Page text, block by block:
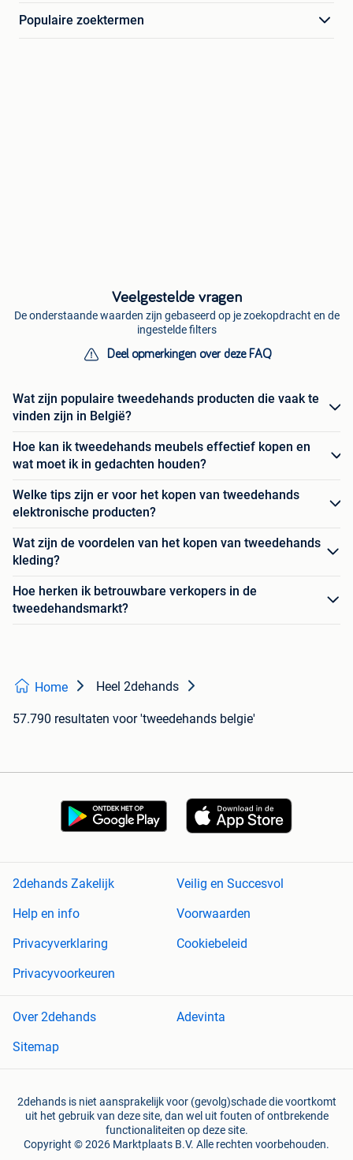
Populaire zoektermen
Veelgestelde vragen
De onderstaande waarden zijn gebaseerd op je zoekopdracht en de
ingestelde filters
Deel opmerkingen over deze FAQ
Wat zijn populaire tweedehands producten die vaak te
vinden zijn in België?
Hoe kan ik tweedehands meubels effectief kopen en
wat moet ik in gedachten houden?
Welke tips zijn er voor het kopen van tweedehands
elektronische producten?
Wat zijn de voordelen van het kopen van tweedehands
kleding?
Hoe herken ik betrouwbare verkopers in de
tweedehandsmarkt?
Home Heel 2dehands
57.790 resultaten voor 'tweedehands belgie'
2dehands Zakelijk
Veilig en Succesvol
Help en info
Voorwaarden
Privacyverklaring
Cookiebeleid
Privacyvoorkeuren
Over 2dehands
Adevinta
Sitemap
2dehands is niet aansprakelijk voor (gevolg)schade die voortkomt
uit het gebruik van deze site, dan wel uit fouten of ontbrekende
functionaliteiten op deze site.
Copyright © 2026 Marktplaats B.V. Alle rechten voorbehouden.